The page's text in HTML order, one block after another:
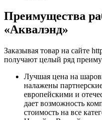
Преимущества
«Аквалэнд»
Заказывая товар на сайте
получают целый ряд
Лучшая цена на
налажены
европейскими и
дает возможность
стоимость на все